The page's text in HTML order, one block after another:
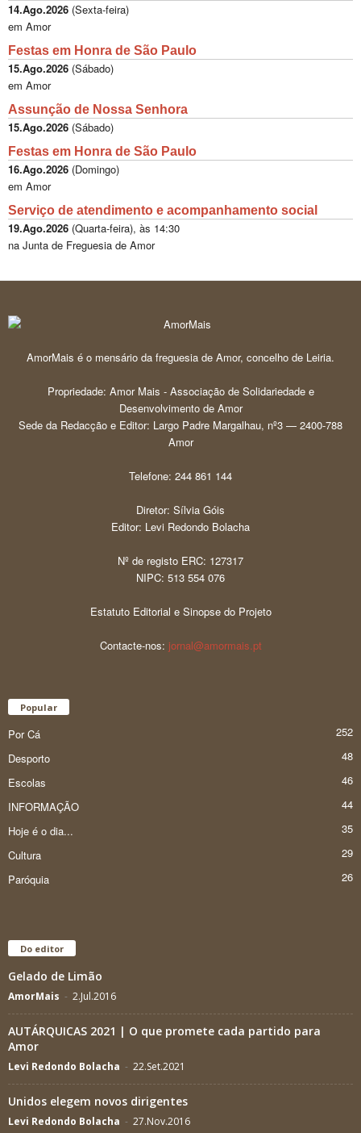
14.Ago.2026 (Sexta-feira)
em Amor
Festas em Honra de São Paulo
15.Ago.2026 (Sábado)
em Amor
Assunção de Nossa Senhora
15.Ago.2026 (Sábado)
Festas em Honra de São Paulo
16.Ago.2026 (Domingo)
em Amor
Serviço de atendimento e acompanhamento social
19.Ago.2026 (Quarta-feira), às 14:30
na Junta de Freguesia de Amor
AmorMais é o mensário da freguesia de Amor, concelho de Leiria.
Propriedade: Amor Mais - Associação de Solidariedade e
Desenvolvimento de Amor
Sede da Redacção e Editor: Largo Padre Margalhau, nº3 — 2400-788
Amor
Telefone: 244 861 144
Diretor: Sílvia Góis
Editor: Levi Redondo Bolacha
Nº de registo ERC: 127317
NIPC: 513 554 076
Estatuto Editorial e Sinopse do Projeto
Contacte-nos: jornal@amormais.pt
Popular
Por Cá
252
Desporto
48
Escolas
46
INFORMAÇÃO
44
Hoje é o dia...
35
Cultura
29
Paróquia
26
Do editor
Gelado de Limão
AmorMais - 2.Jul.2016
AUTÁRQUICAS 2021 | O que promete cada partido para
Amor
Levi Redondo Bolacha - 22.Set.2021
Unidos elegem novos dirigentes
Levi Redondo Bolacha - 27.Nov.2016